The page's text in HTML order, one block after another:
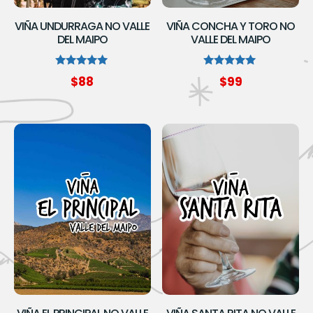
VIÑA UNDURRAGA NO VALLE
DEL MAIPO
Avaliação
5.00
$88
VIÑA CONCHA Y TORO NO
VALLE DEL MAIPO
Avaliação
5.00
$99